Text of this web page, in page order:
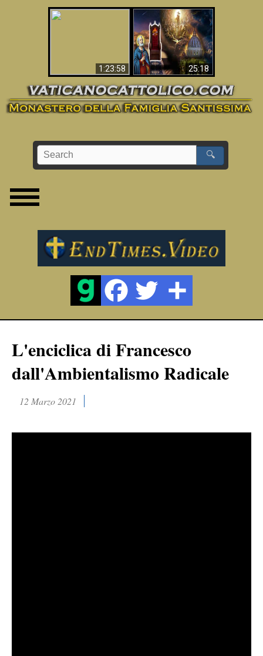
1:23:58 25:18
La Bibbia ha previsto
70 anni senza Papa?
🔍
L'enciclica di Francesco
dall'Ambientalismo Radicale
12 Marzo 2021